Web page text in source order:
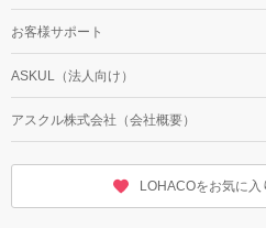
お客様サポート
ASKUL（法人向け）
アスクル株式会社（会社概要）
LOHACOをお気に